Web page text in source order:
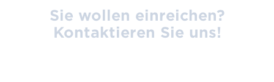
Sie wollen einreichen?
Kontaktieren Sie uns!